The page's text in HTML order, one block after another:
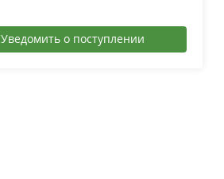
Уведомить о поступлении